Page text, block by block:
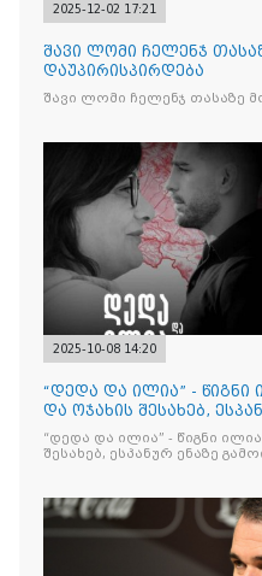
2025-12-02 17:21
შავი ლომი ჩელენჯ
დაუპირისპირდება
შავი ლომი ჩელენჯ თასაზე
2025-10-08 14:20
“დედა და ილია” -
და ოჯახის შესახებ,
“დედა და ილია” - წიგნი
შესახებ, ესპანურ ენაზე